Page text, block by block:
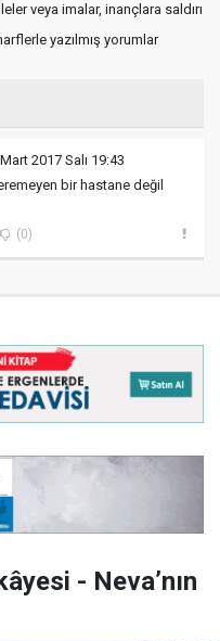
veya imalar, inançlara saldırı
yazılmış yorumlar
2017 Salı 19:43
bir hastane değil
(0)
- Neva’nın